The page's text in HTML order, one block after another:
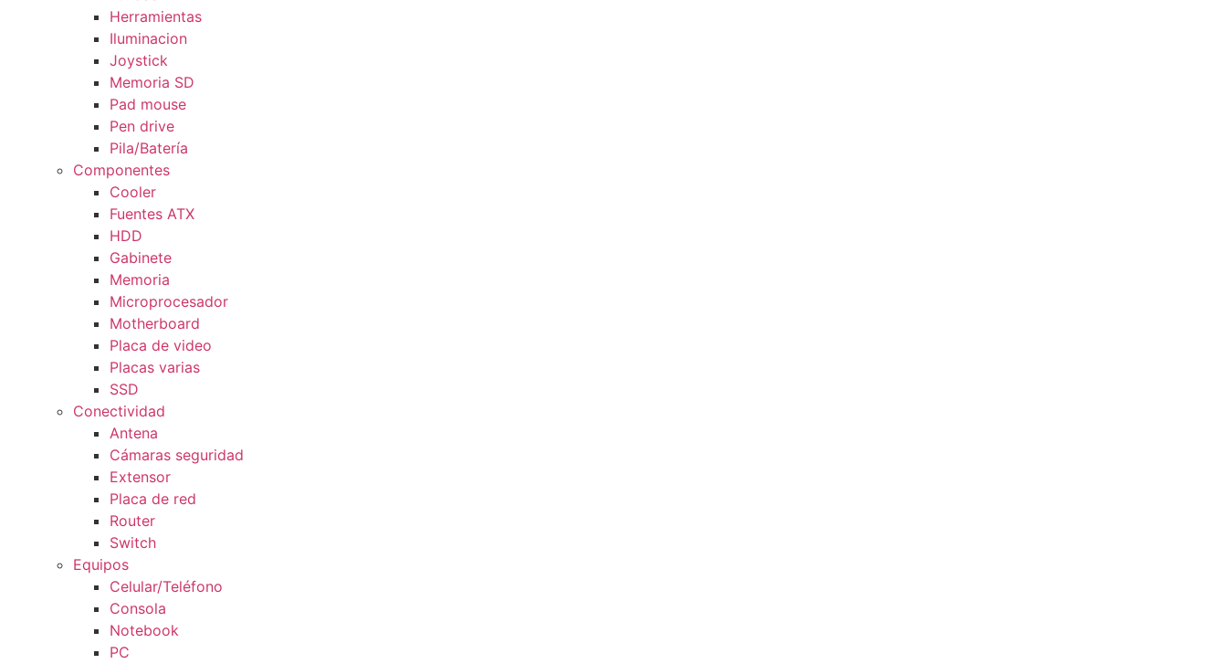
Herramientas
Iluminacion
Joystick
Memoria SD
Pad mouse
Pen drive
Pila/Batería
Componentes
Cooler
Fuentes ATX
HDD
Gabinete
Memoria
Microprocesador
Motherboard
Placa de video
Placas varias
SSD
Conectividad
Antena
Cámaras seguridad
Extensor
Placa de red
Router
Switch
Equipos
Celular/Teléfono
Consola
Notebook
PC